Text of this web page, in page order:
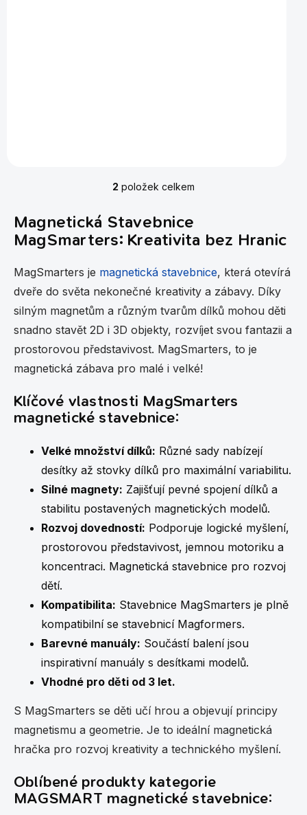
O
l
á
d
c
p
r
v
k
y
v
ý
i
s
u
2 položek celkem
Magnetická Stavebnice
MagSmarters: Kreativita bez Hranic
MagSmarters je magnetická stavebnice, která otevírá
dveře do světa nekonečné kreativity a zábavy. Díky
silným magnetům a různým tvarům dílků mohou děti
snadno stavět 2D i 3D objekty, rozvíjet svou fantazii a
prostorovou představivost. MagSmarters, to je
magnetická zábava pro malé i velké!
Klíčové vlastnosti MagSmarters
magnetické stavebnice:
Velké množství dílků: Různé sady nabízejí
desítky až stovky dílků pro maximální variabilitu.
Silné magnety: Zajišťují pevné spojení dílků a
stabilitu postavených magnetických modelů.
Rozvoj dovedností: Podporuje logické myšlení,
prostorovou představivost, jemnou motoriku a
koncentraci. Magnetická stavebnice pro rozvoj
dětí.
Kompatibilita: Stavebnice MagSmarters je plně
kompatibilní se stavebnicí Magformers.
Barevné manuály: Součástí balení jsou
inspirativní manuály s desítkami modelů.
Vhodné pro děti od 3 let.
S MagSmarters se děti učí hrou a objevují principy
magnetismu a geometrie. Je to ideální magnetická
hračka pro rozvoj kreativity a technického myšlení.
Oblíbené produkty kategorie
MAGSMART magnetické stavebnice: